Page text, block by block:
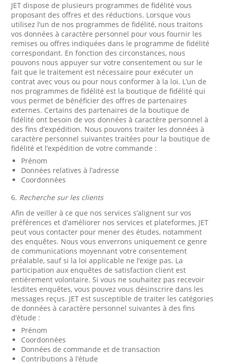
JET dispose de plusieurs programmes de fidélité vous
proposant des offres et des réductions. Lorsque vous
utilisez l’un de nos programmes de fidélité, nous traitons
vos données à caractère personnel pour vous fournir les
remises ou offres indiquées dans le programme de fidélité
correspondant. En fonction des circonstances, nous
pouvons nous appuyer sur votre consentement ou sur le
fait que le traitement est nécessaire pour exécuter un
contrat avec vous ou pour nous conformer à la loi. L’un de
nos programmes de fidélité est la boutique de fidélité qui
vous permet de bénéficier des offres de partenaires
externes. Certains des partenaires de la boutique de
fidélité ont besoin de vos données à caractère personnel à
des fins d’expédition. Nous pouvons traiter les données à
caractère personnel suivantes traitées pour la boutique de
fidélité et l’expédition de votre commande :
Prénom
Données relatives à l’adresse
Coordonnées
6. Recherche sur les clients
Afin de veiller à ce que nos services s’alignent sur vos
préférences et d’améliorer nos services et plateformes, JET
peut vous contacter pour mener des études, notamment
des enquêtes. Nous vous enverrons uniquement ce genre
de communications moyennant votre consentement
préalable, sauf si la loi applicable ne l’exige pas. La
participation aux enquêtes de satisfaction client est
entièrement volontaire. Si vous ne souhaitez pas recevoir
lesdites enquêtes, vous pouvez vous désinscrire dans les
messages reçus. JET est susceptible de traiter les catégories
de données à caractère personnel suivantes à des fins
d’étude :
Prénom
Coordonnées
Données de commande et de transaction
Contributions à l’étude